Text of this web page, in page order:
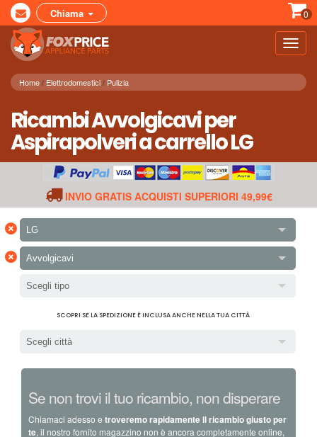
Chiama 0
Home Elettrodomestici Pulizia
Ricambi Avvolgicavi per
Aspirapolveri a carrello LG
INVIO GRATIS ACQUISTI SUPERIORI 49,99€
× LG
× Avvolgicavi
Scegli tipo
SCOPRI SE LA SPEDIZIONE È INCLUSA ANCHE NELLA TUA CITTÀ
Scegli città
Se non trovi il tuo ricambio, non disperare
Chiamaci adesso e troveremo rapidamente il ricambio giusto per
te, il nostro fornito magazzino non è ancora completamente online,